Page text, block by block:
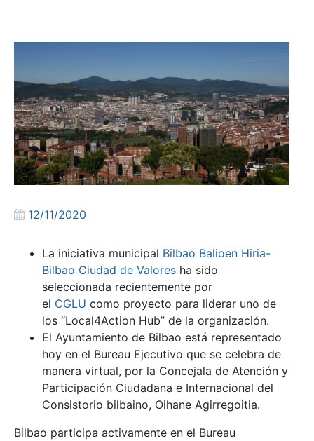
12/11/2020
La iniciativa municipal Bilbao Balioen Hiria-
Bilbao Ciudad de Valores ha sido
seleccionada recientemente por
el CGLU como proyecto para liderar uno de
los “Local4Action Hub” de la organización.
El Ayuntamiento de Bilbao está representado
hoy en el Bureau Ejecutivo que se celebra de
manera virtual, por la Concejala de Atención y
Participación Ciudadana e Internacional del
Consistorio bilbaino, Oihane Agirregoitia.
Bilbao participa activamente en el Bureau